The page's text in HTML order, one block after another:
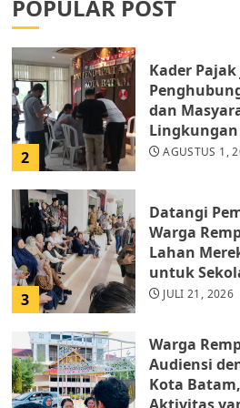
POPULAR POST
1 AGUSTUS 1,
2
Kader
dan
Lingkungan
AGUSTUS 1,
3
Datangi
Warga
Lahan
untuk
JULI 21, 2026
Warga
Audiensi
Kota
Aktivitas